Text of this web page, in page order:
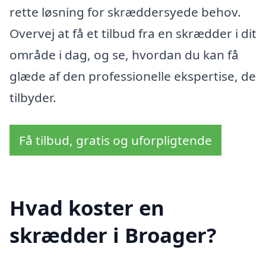
rette løsning for skræddersyede behov.
Overvej at få et tilbud fra en skrædder i dit
område i dag, og se, hvordan du kan få
glæde af den professionelle ekspertise, de
tilbyder.
Få tilbud, gratis og uforpligtende
Hvad koster en
skrædder i Broager?